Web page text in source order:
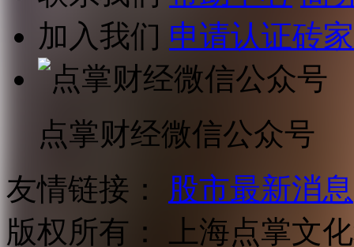
加入我们 申请认证砖家
点掌财经微信公众号
友情链接：
股市最新消息
版权所有：
上海点掌文